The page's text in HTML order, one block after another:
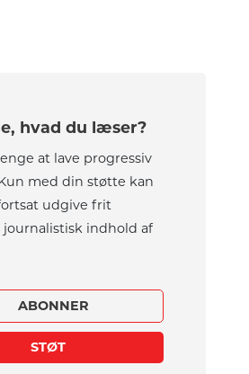
hvad du læser?
at lave progressiv
med din støtte kan
udgive frit
indhold af
ABONNER
STØT